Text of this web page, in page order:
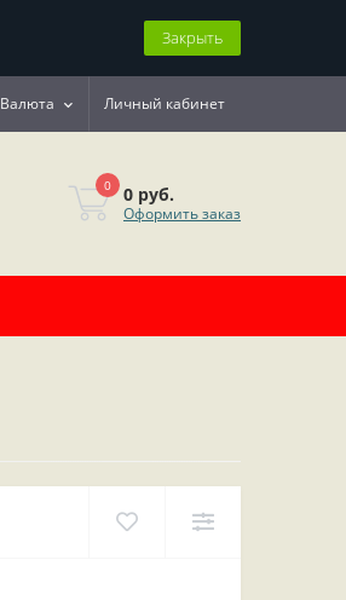
Закрыть
Валюта Личный кабинет
0 0 руб.
Оформить заказ